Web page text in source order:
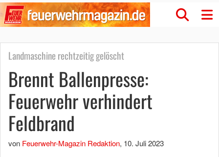
Landmaschine rechtzeitig gelöscht
Brennt Ballenpresse:
Feuerwehr verhindert
Feldbrand
von Feuerwehr-Magazin Redaktion, 10. Juli 2023